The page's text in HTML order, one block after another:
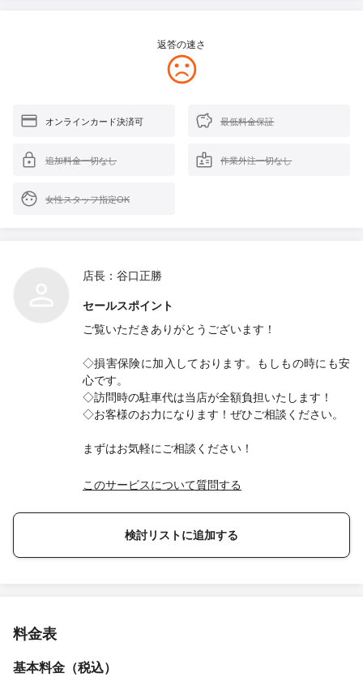
返答の速さ
オンラインカード決済可 最低料金保証
追加料金一切なし 作業外注一切なし
女性スタッフ指定OK
店長：谷口正勝
セールスポイント
ご覧いただきありがとうございます！
◇損害保険に加入しております。もしもの時にも安
心です。
◇訪問時の駐車代は当店が全額負担いたします！
◇お客様のお力になります！ぜひご相談ください。
まずはお気軽にご相談ください！
このサービスについて質問する
検討リストに追加する
料金表
基本料金（税込）